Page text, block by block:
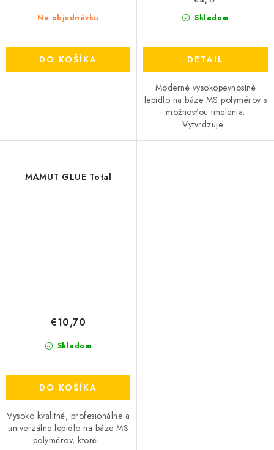
Na objednávku
DO KOŠÍKA
Skladom
DETAIL
Moderné vysokopevnostné
lepidlo na báze MS polymérov s
možnosťou tmelenia.
Vytvrdzuje...
MAMUT GLUE Total
Skladom
€10,70
DO KOŠÍKA
Vysoko kvalitné, profesionálne a
univerzálne lepidlo na báze MS
polymérov, ktoré...